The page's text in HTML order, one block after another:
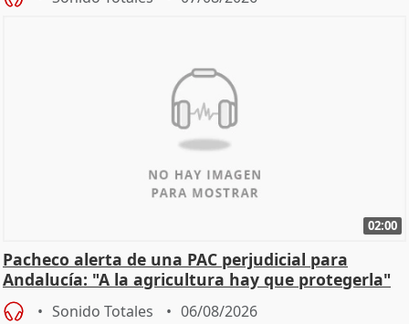
02:00
Pacheco alerta de una PAC perjudicial para
Andalucía: "A la agricultura hay que protegerla"
Sonido Totales 06/08/2026